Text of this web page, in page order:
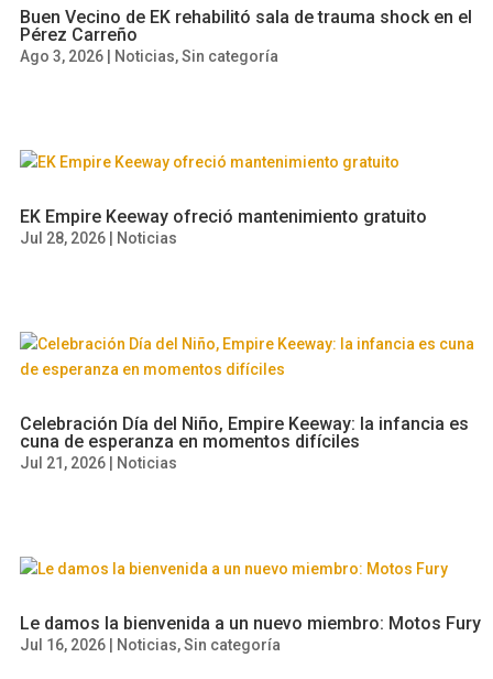
Buen Vecino de EK rehabilitó sala de trauma shock en el
Pérez Carreño
Ago 3, 2026 Noticias,Sin categoría
EK Empire Keeway ofreció mantenimiento gratuito
Jul 28, 2026 Noticias
Celebración Día del Niño, Empire Keeway: la infancia es
cuna de esperanza en momentos difíciles
Jul 21, 2026 Noticias
Le damos la bienvenida a un nuevo miembro: Motos Fury
Jul 16, 2026 Noticias,Sin categoría